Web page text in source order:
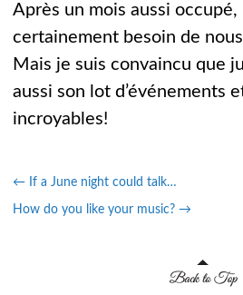
Après un mois aussi occupé,
certainement besoin de
Mais je suis convaincu que
aussi son lot d’événements
incroyables!
← If a June night could talk…
How do you like your music? →